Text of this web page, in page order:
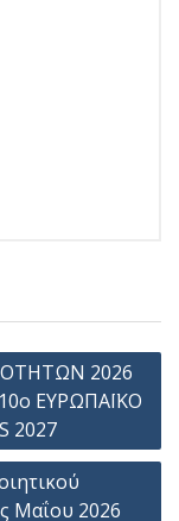
2026
ΕΥΡΩΠΑΪΚΟ
2027
Μαΐου 2026